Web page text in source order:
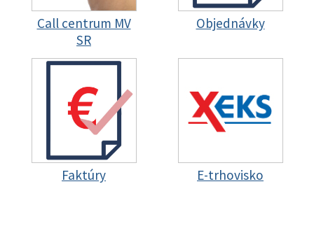
Call centrum MV
SR
Objednávky
Faktúry E-trhovisko